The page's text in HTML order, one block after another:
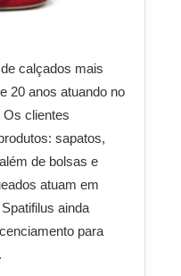
calçados mais
20 anos atuando no
Os clientes
sapatos,
de bolsas e
atuam em
ainda
para